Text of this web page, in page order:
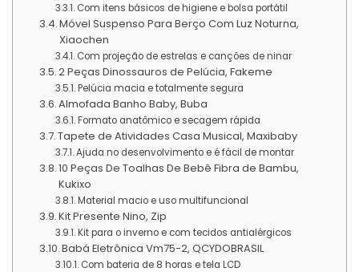
Com itens básicos de higiene e bolsa portátil
Móvel Suspenso Para Berço Com Luz Noturna,
Xiaochen
Com projeção de estrelas e canções de ninar
2 Peças Dinossauros de Pelúcia, Fakeme
Pelúcia macia e totalmente segura
Almofada Banho Baby, Buba
Formato anatômico e secagem rápida
Tapete de Atividades Casa Musical, Maxibaby
Ajuda no desenvolvimento e é fácil de montar
10 Peças De Toalhas De Bebê Fibra de Bambu,
Kukixo
Material macio e uso multifuncional
Kit Presente Nino, Zip
Kit para o inverno e com tecidos antialérgicos
Babá Eletrônica Vm75-2, QCYDOBRASIL
Com bateria de 8 horas e tela LCD